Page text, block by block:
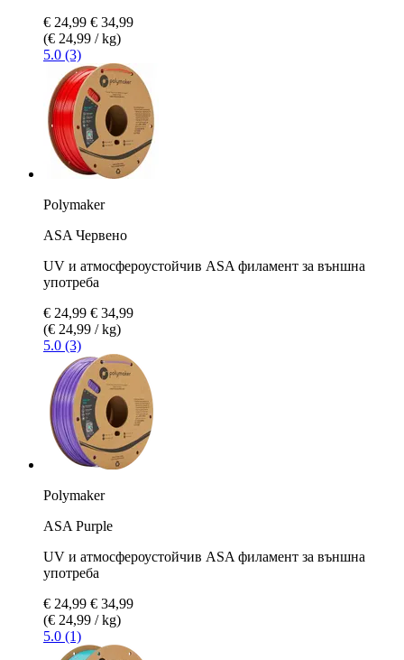
€ 24,99 € 34,99
(€ 24,99 / kg)
5.0 (3)
Polymaker
ASA Червено
UV и атмосфероустойчив ASA филамент за външна
употреба
€ 24,99 € 34,99
(€ 24,99 / kg)
5.0 (3)
Polymaker
ASA Purple
UV и атмосфероустойчив ASA филамент за външна
употреба
€ 24,99 € 34,99
(€ 24,99 / kg)
5.0 (1)